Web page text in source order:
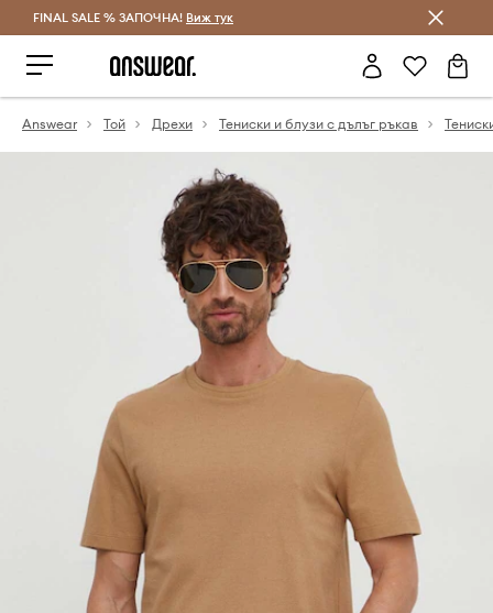
Спестявай с Answear Club
FINAL SALE % ЗАПОЧНА! Виж тук
Answear Той Дрехи Тениски и блузи с дълъг ръкав